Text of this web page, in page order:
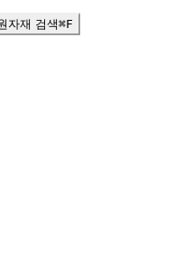
자재 검색⌘F